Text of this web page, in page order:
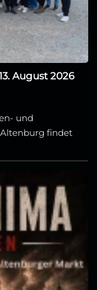
August 2026
und
findet